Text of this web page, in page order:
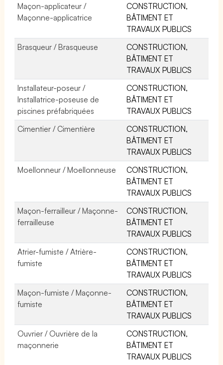
Maçon-applicateur /
Maçonne-applicatrice
CONSTRUCTION,
BÂTIMENT ET
TRAVAUX PUBLICS
Brasqueur / Brasqueuse
CONSTRUCTION,
BÂTIMENT ET
TRAVAUX PUBLICS
Installateur-poseur /
Installatrice-poseuse de
piscines préfabriquées
CONSTRUCTION,
BÂTIMENT ET
TRAVAUX PUBLICS
Cimentier / Cimentière
CONSTRUCTION,
BÂTIMENT ET
TRAVAUX PUBLICS
Moellonneur / Moellonneuse
CONSTRUCTION,
BÂTIMENT ET
TRAVAUX PUBLICS
Maçon-ferrailleur / Maçonne-
ferrailleuse
CONSTRUCTION,
BÂTIMENT ET
TRAVAUX PUBLICS
Atrier-fumiste / Atrière-
fumiste
CONSTRUCTION,
BÂTIMENT ET
TRAVAUX PUBLICS
Maçon-fumiste / Maçonne-
fumiste
CONSTRUCTION,
BÂTIMENT ET
TRAVAUX PUBLICS
Ouvrier / Ouvrière de la
maçonnerie
CONSTRUCTION,
BÂTIMENT ET
TRAVAUX PUBLICS